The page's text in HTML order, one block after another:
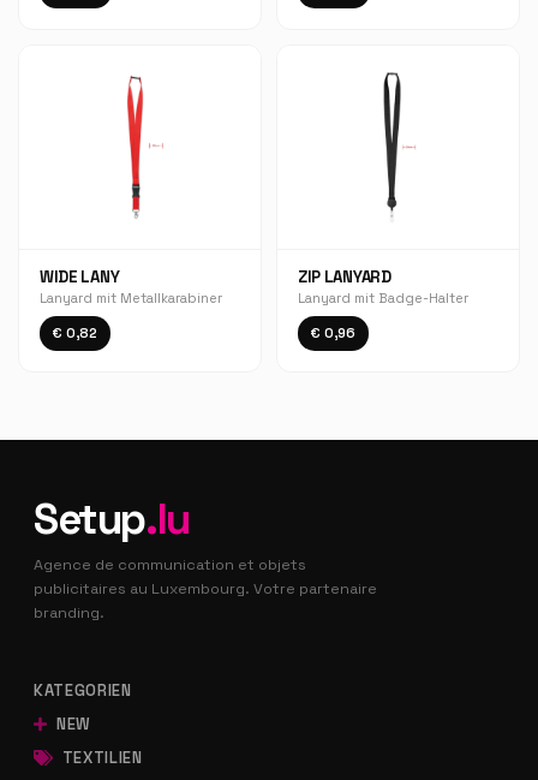
WIDE LANY
Lanyard mit Metallkarabiner
€ 0,82
ZIP LANYARD
Lanyard mit Badge-Halter
€ 0,96
Setup.lu
Agence de communication et objets
publicitaires au Luxembourg. Votre partenaire
branding.
KATEGORIEN
NEW
TEXTILIEN